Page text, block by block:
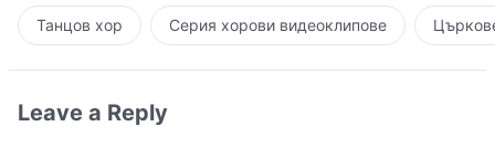
Танцов хор Серия хорови видеоклипове
Leave a Reply